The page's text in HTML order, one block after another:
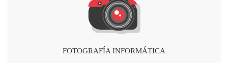
FOTOGRAFÍA INFORMÁTICA